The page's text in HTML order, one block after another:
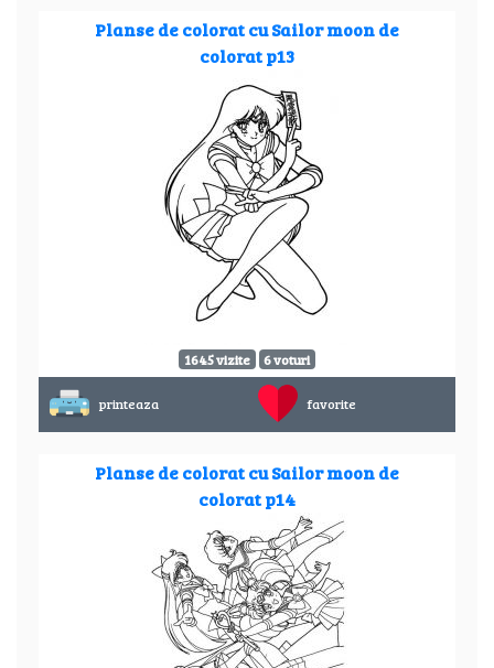
Planse de colorat cu Sailor moon de
colorat p13
1645 vizite 6 voturi
printeaza favorite
Planse de colorat cu Sailor moon de
colorat p14